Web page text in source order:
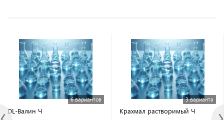
6 вариантов
DL-Валин Ч
3 варианта
Крахмал растворимый Ч